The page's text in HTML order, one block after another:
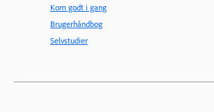
Kom godt i gang
Brugerhåndbog
Selvstudier